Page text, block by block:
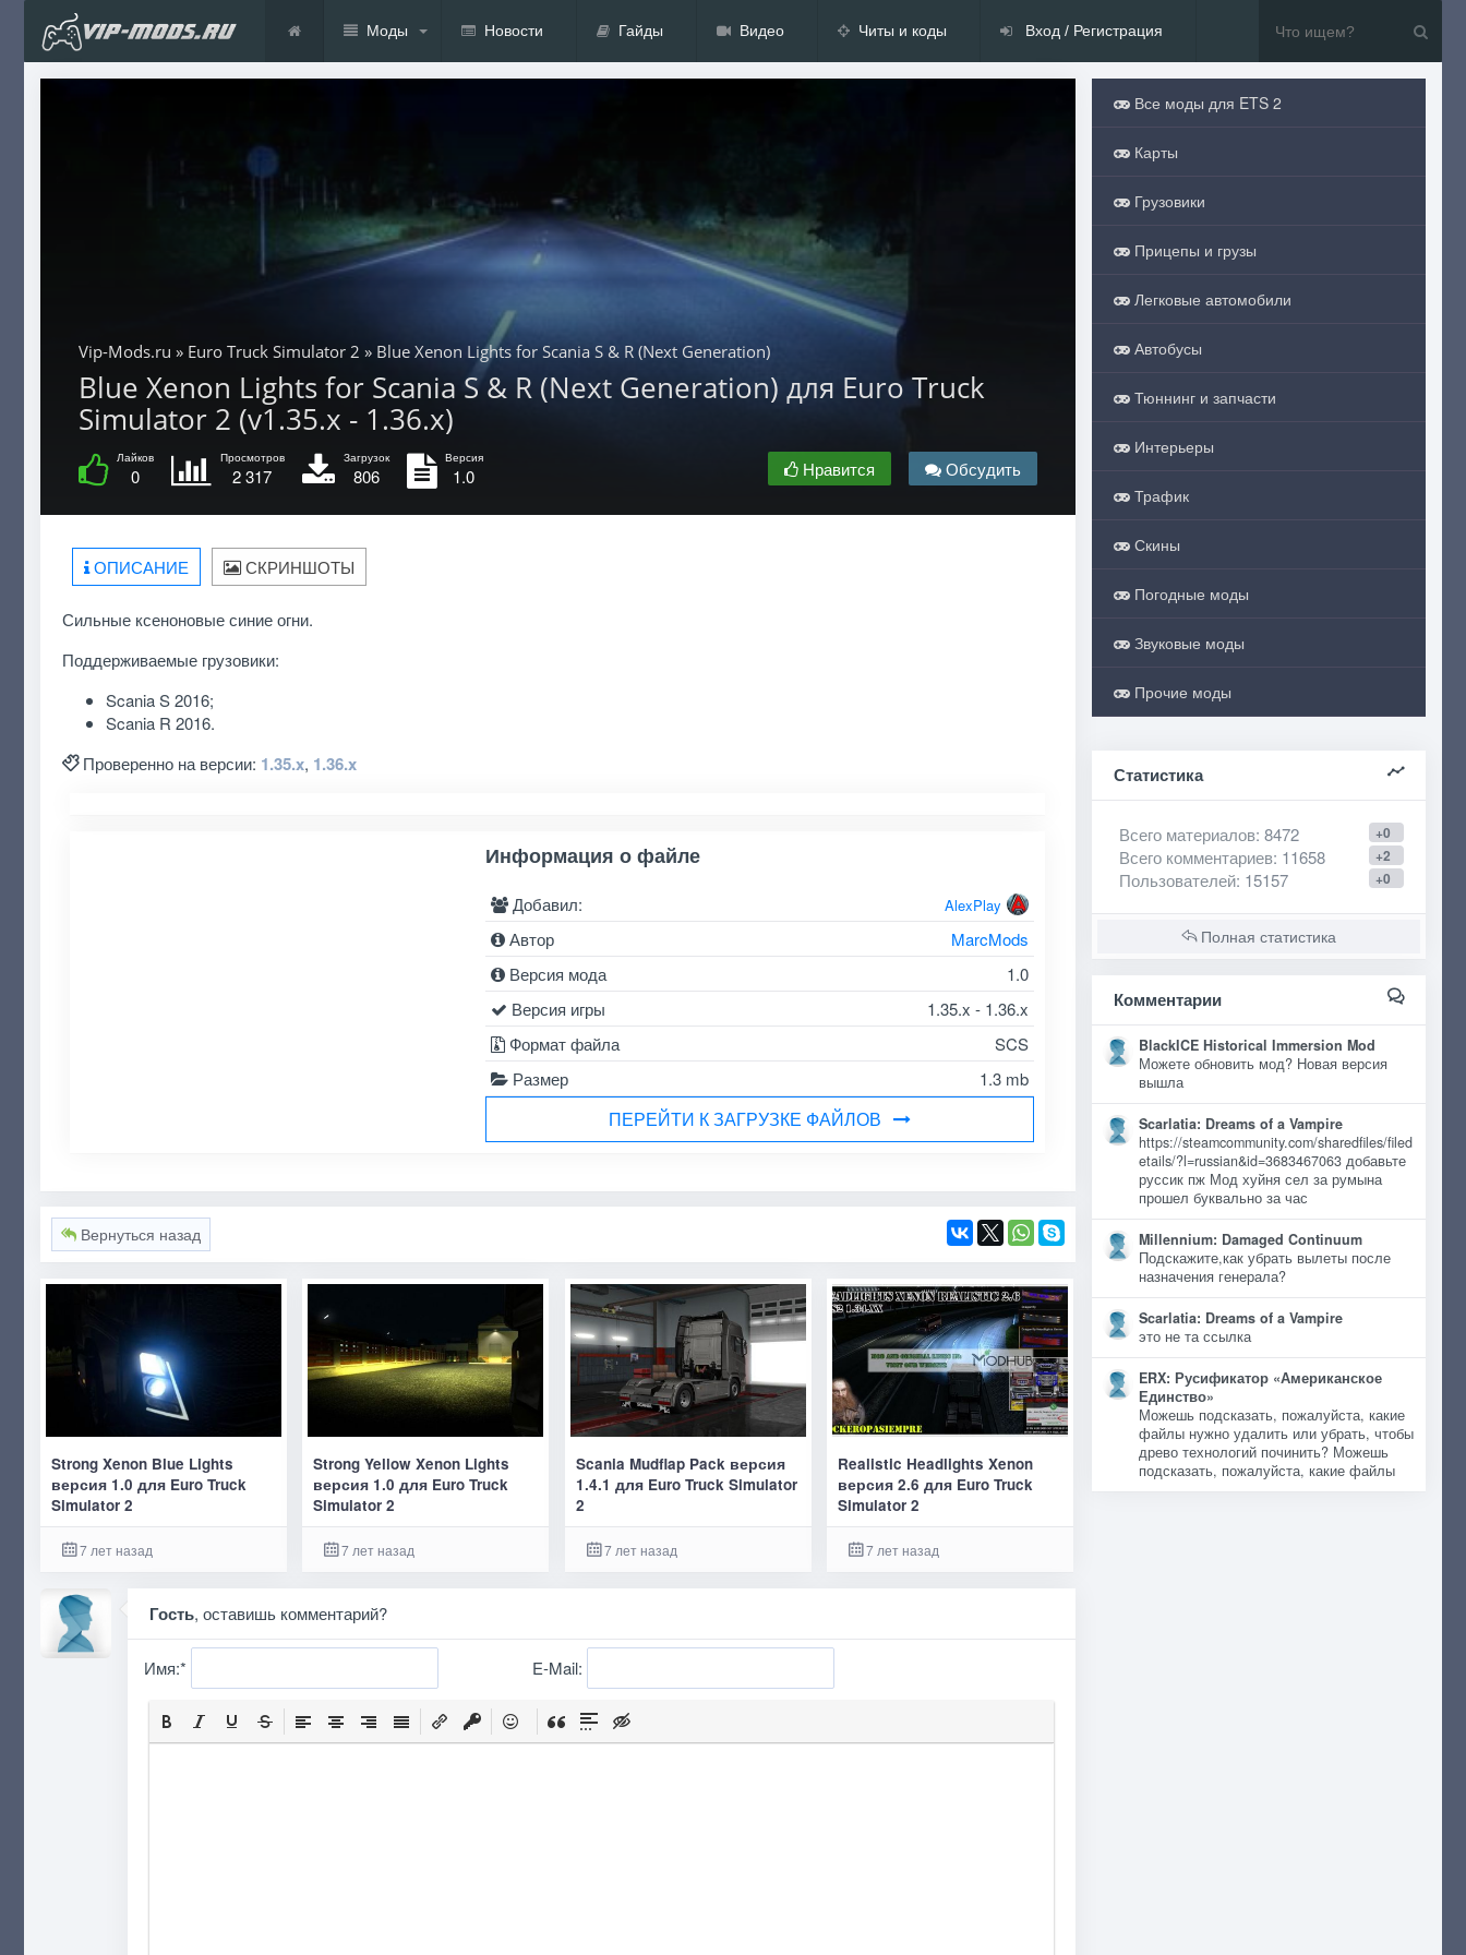
Моды Новости Гайды Видео Читы и коды Вход / Регистрация
Vip-Mods.ru » Euro Truck Simulator 2 » Blue Xenon Lights for Scania S & R (Next Generation)
Blue Xenon Lights for Scania S & R (Next Generation) для Euro Truck
Simulator 2 (v1.35.x - 1.36.x)
Лайков
0
Просмотров
2 317
Загрузок
806
Версия
1.0 Нравится Обсудить
ОПИСАНИЕ СКРИНШОТЫ
Сильные ксеноновые синие огни.
Поддерживаемые грузовики:
Scania S 2016;
Scania R 2016.
Проверенно на версии: 1.35.x, 1.36.x
Информация о файле
Добавил: AlexPlay
Автор
MarcMods
Версия мода
1.0
Версия игры
1.35.x - 1.36.x
Формат файла
SCS
Размер
1.3 mb
ПЕРЕЙТИ К ЗАГРУЗКЕ ФАЙЛОВ
Вернуться назад
Strong Xenon Blue Lights
версия 1.0 для Euro Truck
Simulator 2
7 лет назад
Strong Yellow Xenon Lights
версия 1.0 для Euro Truck
Simulator 2
7 лет назад
Scania Mudflap Pack версия
1.4.1 для Euro Truck Simulator
2
7 лет назад
Realistic Headlights Xenon
версия 2.6 для Euro Truck
Simulator 2
7 лет назад
Гость, оставишь комментарий?
Имя:* E-Mail:
Все моды для ETS 2
Карты
Грузовики
Прицепы и грузы
Легковые автомобили
Автобусы
Тюннинг и запчасти
Интерьеры
Трафик
Скины
Погодные моды
Звуковые моды
Прочие моды
Статистика
+0
Всего материалов: 8472
+2
Всего комментариев: 11658
+0
Пользователей: 15157
Полная статистика
Комментарии
BlackICE Historical Immersion Mod
Можете обновить мод? Новая версия
вышла
Scarlatia: Dreams of a Vampire
https://steamcommunity.com/sharedfiles/filed
etails/?l=russian&id=3683467063 добавьте
руссик пж Мод хуйня сел за румына
прошел буквально за час
Millennium: Damaged Continuum
Подскажите,как убрать вылеты после
назначения генерала?
Scarlatia: Dreams of a Vampire
это не та ссылка
ERX: Русификатор «Американское
Единство»
Можешь подсказать, пожалуйста, какие
файлы нужно удалить или убрать, чтобы
древо технологий починить? Можешь
подсказать, пожалуйста, какие файлы